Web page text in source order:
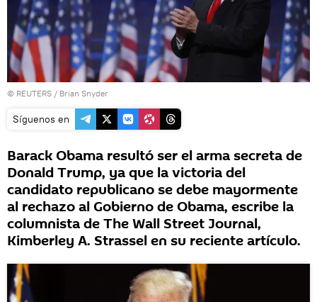
© REUTERS / Brian Snyder
Síguenos en
Barack Obama resultó ser el arma secreta de
Donald Trump, ya que la victoria del
candidato republicano se debe mayormente
al rechazo al Gobierno de Obama, escribe la
columnista de The Wall Street Journal,
Kimberley A. Strassel en su reciente artículo.